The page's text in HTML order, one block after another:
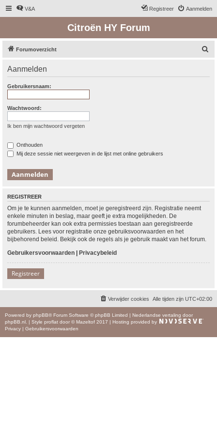
V&A Aanmelden
Registreer
Citroën HY Forum
Forumoverzicht
Aanmelden
Gebruikersnaam:
Wachtwoord:
Ik ben mijn wachtwoord vergeten
Onthouden
Mij deze sessie niet weergeven in de lijst met online gebruikers
REGISTREER
Om je te kunnen aanmelden, moet je geregistreerd zijn. Registratie neemt
enkele minuten in beslag, maar geeft je extra mogelijkheden. De
forumbeheerder kan ook extra permissies toestaan aan geregistreerde
gebruikers. Lees voor registratie onze gebruiksvoorwaarden en het
bijbehorend beleid. Bekijk ook de regels als je gebruik maakt van het forum.
Gebruikersvoorwaarden | Privacybeleid
Registreer
Alle tijden zijn UTC+02:00
Verwijder cookies
Powered by phpBB® Forum Software © phpBB Limited | Nederlandse vertaling door
phpBB.nl
| Style proflat door © Mazeltof 2017 | Hosting provided by
Privacy | Gebruikersvoorwaarden